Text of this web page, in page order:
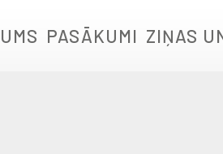
PASĀKUMI ZIŅAS